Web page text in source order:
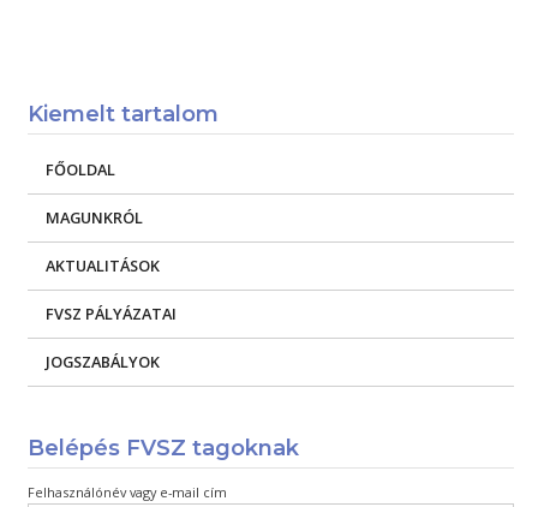
Kiemelt tartalom
FŐOLDAL
MAGUNKRÓL
AKTUALITÁSOK
FVSZ PÁLYÁZATAI
JOGSZABÁLYOK
Belépés FVSZ tagoknak
Felhasználónév vagy e-mail cím